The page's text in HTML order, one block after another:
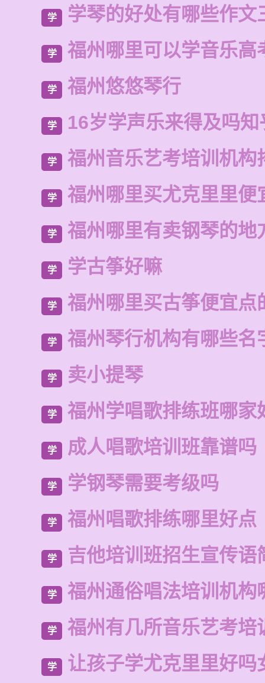
学 学琴的好处有哪些作文
学 福州哪里可以学音乐高
学 福州悠悠琴行
学 16岁学声乐来得及吗知
学 福州音乐艺考培训机构
学 福州哪里买尤克里里便
学 福州哪里有卖钢琴的地
学 学古筝好嘛
学 福州哪里买古筝便宜点
学 福州琴行机构有哪些名
学 卖小提琴
学 福州学唱歌排练班哪家
学 成人唱歌培训班靠谱吗
学 学钢琴需要考级吗
学 福州唱歌排练哪里好点
学 吉他培训班招生宣传语
学 福州通俗唱法培训机构
学 福州有几所音乐艺考培
学 让孩子学尤克里里好吗